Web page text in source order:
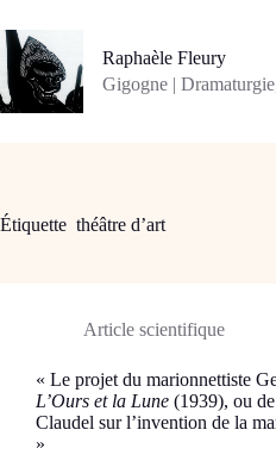
au
contenu
Raphaèle Fleury
Gigogne |
Étiquette théâtre d’art
Article scientifique
« Le projet du marionnettiste
L’Ours et la Lune (1939), ou
Claudel sur l’invention de la
»